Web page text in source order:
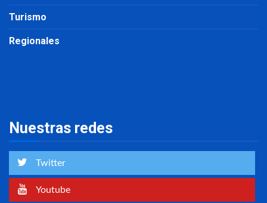
Turismo
Regionales
Nuestras redes
Twitter
Youtube